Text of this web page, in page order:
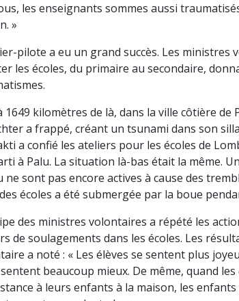
les enseignants sommes aussi
»
pilote a eu un grand succès. Les
les écoles, du primaire au secondaire,
1649 kilomètres de là, dans la ville côtière de
a frappé, créant un tsunami dans son
a confié les ateliers pour les écoles de
à Palu. La situation là-bas était la même.
ne sont pas encore actives à cause des
des écoles a été submergée par la boue
des ministres volontaires a répété les
de soulagements dans les écoles. Les
a noté : « Les élèves se sentent plus
beaucoup mieux. De même, quand
à leurs enfants à la maison, les